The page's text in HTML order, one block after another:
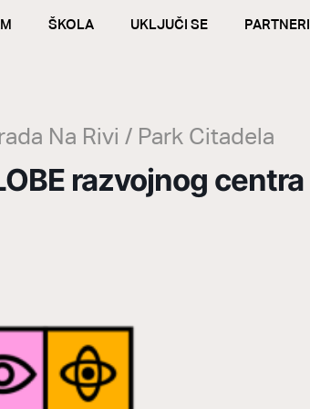
ŠKOLA UKLJUČI SE PARTNERI
Na Rivi / Park Citadela
razvojnog centra